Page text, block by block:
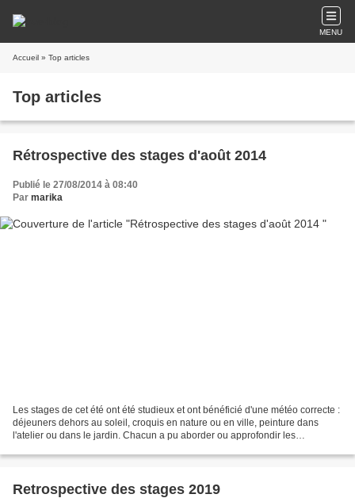
MENU
Accueil » Top articles
Top articles
Rétrospective des stages d'août 2014
Publié le 27/08/2014 à 08:40
Par marika
Les stages de cet été ont été studieux et ont bénéficié d'une météo correcte :
déjeuners dehors au soleil, croquis en nature ou en ville, peinture dans
l'atelier ou dans le jardin. Chacun a pu aborder ou approfondir les
Retrospective des stages 2019